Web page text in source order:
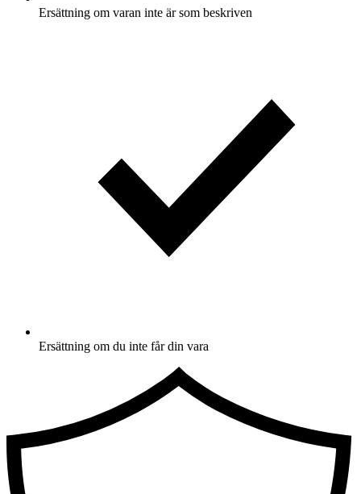
Ersättning om varan inte är som beskriven
Ersättning om du inte får din vara